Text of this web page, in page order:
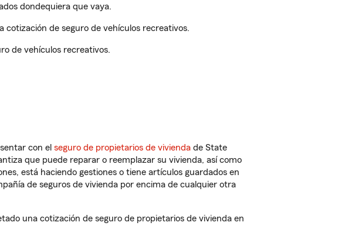
dondequiera que vaya.
cotización de seguro de vehículos recreativos.
de vehículos recreativos.
con el seguro de propietarios de vivienda de State
que puede reparar o reemplazar su vivienda, así como
está haciendo gestiones o tiene artículos guardados en
de seguros de vivienda por encima de cualquier otra
una cotización de seguro de propietarios de vivienda en